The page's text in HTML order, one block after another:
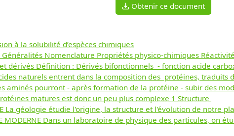
Obtenir ce document
à la solubilité d’espèces chimiques
Nomenclature Propriétés physico-chimiques
dérivés Définition : Dérivés bifonctionnels - fonction acide
naturels entrent dans la composition des protéines, traduits
aminés pourront - après formation de la protéine - subir des
matures est donc un peu plus complexe 1 Structure
La géologie étudie l'origine, la structure et l'évolution de notre
MODERNE Dans un laboratoire de physique des particules, on